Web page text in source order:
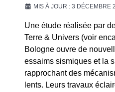
MIS À JOUR : 3 DÉCEMBRE
Une étude réalisée par
Terre & Univers (voir
Bologne ouvre de
essaims sismiques et la
rapprochant des
lents. Leurs travaux